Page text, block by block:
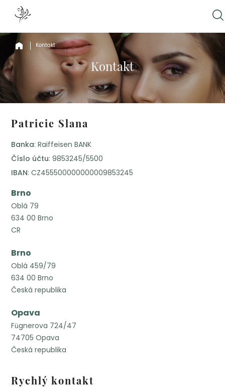
Kontakt
Kontakt
Patricie Slana
Banka: Raiffeisen BANK
Číslo účtu: 9853245/5500
IBAN: CZ455500000000009853245
Brno
Oblá 79
634 00 Brno
CR
Brno
Oblá 459/79
634 00 Brno
Česká republika
Opava
Fügnerova 724/47
74705 Opava
Česká republika
Rychlý kontakt